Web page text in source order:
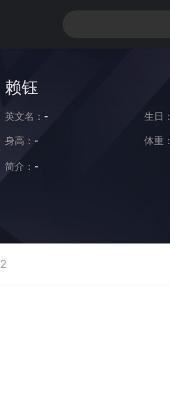
赖钰
英文名： - 生日：
身高： - 体重：
简介： -
2